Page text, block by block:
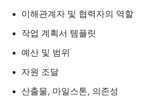
이해관계자 및 협력자의 역할
작업 계획서 템플릿
예산 및 범위
자원 조달
산출물, 마일스톤, 의존성